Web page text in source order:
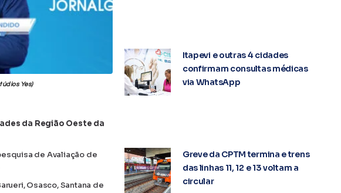
Yes)
da Região Oeste da
de Avaliação de
Osasco, Santana de
Itapevi e outras 4 cidades
confirmam consultas médicas
via WhatsApp
Greve da CPTM termina e trens
das linhas 11, 12 e 13 voltam a
circular